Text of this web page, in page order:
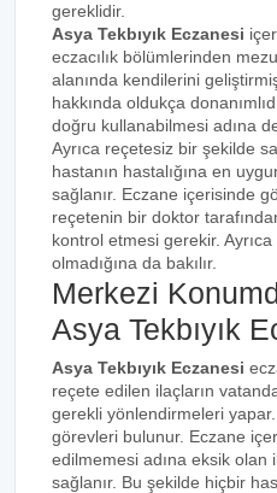
gereklidir.
Asya Tekbıyık Eczanesi
eczacılık bölümlerinden
alanında kendilerini
hakkında oldukça
doğru kullanabilmesi adına
Ayrıca reçetesiz bir şekilde
hastanın hastalığına en
sağlanır. Eczane içerisinde
reçetenin bir doktor tarafından
kontrol etmesi gerekir.
olmadığına da bakılır.
Merkezi
Asya Tekbıyık
Asya Tekbıyık Eczanesi
reçete edilen ilaçların
gerekli yönlendirmeleri yapar.
görevleri bulunur. Eczane
edilmemesi adına eksik olan
sağlanır. Bu şekilde hiçbir